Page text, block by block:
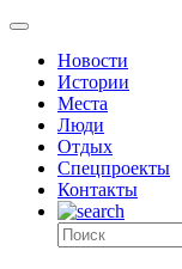
Новости
Истории
Места
Люди
Отдых
Спецпроекты
Контакты